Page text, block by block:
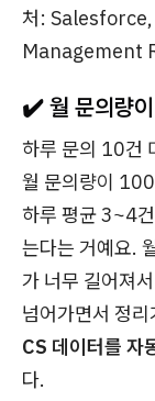
처:
Management
✔️ 월 문의량
하루 문의 10건
월 문의량이
하루 평균 3~4
는다는 거예요.
가 너무 길어져
넘어가면서 정
CS 데이터를 자
다.